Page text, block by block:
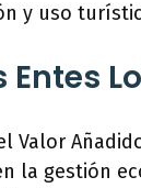
y uso
Entes
Valor
la gestión